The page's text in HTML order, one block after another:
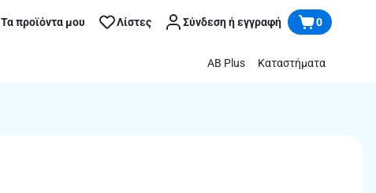
Τα προϊόντα μου Λίστες Σύνδεση ή εγγραφή 0
AB Plus Καταστήματα